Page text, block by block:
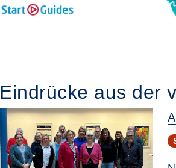
Eindrücke aus der